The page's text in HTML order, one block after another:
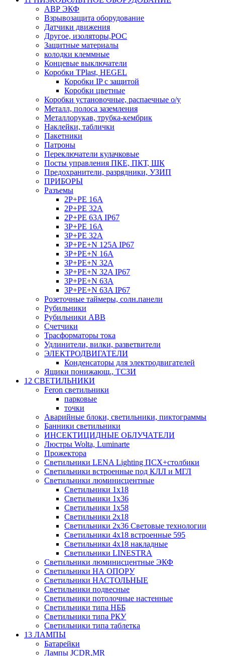
АВР ЭКФ
Взрывозащита оборудование
Датчики движения
Другое, изоляторы,РОС
Защитные материалы
колодки клеммные
Концевые выключатели
Коробки TPlast, HEGEL
Коробки IP с защитой
Коробки цветные
Коробки установочные, распаечные о/у
Металл, полоса заземления
Металлорукав, трубка-кембрик
Наклейки, таблички
Пакетники
Патроны
Переключатели кулачковые
Посты управления ПКЕ, ПКТ, ШК
Предохранители, разрядники, УЗИП
ПРИБОРЫ
Разъемы
2P+PE 16A
2P+PE 32A
2P+PE 63A IP67
3P+PE 16A
3P+PE 32A
3P+PE+N 125A IP67
3P+PE+N 16A
3P+PE+N 32A
3P+PE+N 32A IP67
3P+PE+N 63A
3P+PE+N 63A IP67
Розеточные таймеры, солн.панели
Рубильники
Рубильники ABB
Счетчики
Трасформаторы тока
Удлинители, вилки, разветвители
ЭЛЕКТРОДВИГАТЕЛИ
Конденсаторы для электродвигателей
Ящики понижающ., ТСЗИ
12 СВЕТИЛЬНИКИ
Feron светильники
парковые
точки
Аварийные блоки, светильники, пиктограммы
Банники светильники
ИНСЕКТИЦИДНЫЕ ОБЛУЧАТЕЛИ
Люстры Wolta, Luminarte
Прожектора
Светильники LENA Lighting ПСХ+столбики
Светильники встроенные под КЛЛ и МГЛ
Светильники люминисцентные
Светильники 1х18
Светильники 1х36
Светильники 1х58
Светильники 2х18
Светильники 2х36 Световые технологии
Светильники 4х18 встроенные 595
Светильники 4х18 накладные
Светильники LINESTRA
Светильники люминисцентные ЭКФ
Светильники НА ОПОРУ
Светильники НАСТОЛЬНЫЕ
Светильники подвесные
Светильники потолочные настенные
Светильники типа НББ
Светильники типа РКУ
Светильники типа таблетка
13 ЛАМПЫ
Батарейки
Лампы JCDR,MR